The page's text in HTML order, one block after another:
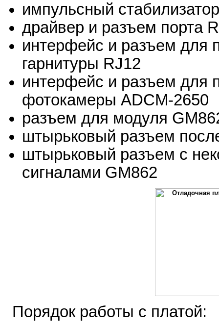
импульсный
драйвер и разъем порта
интерфейс и разъем для
гарнитуры RJ12
интерфейс и разъем для
фотокамеры ADCM-2650
разъем для модуля
штырьковый разъем
штырьковый разъем с
сигналами GM862
Порядок работы с платой: